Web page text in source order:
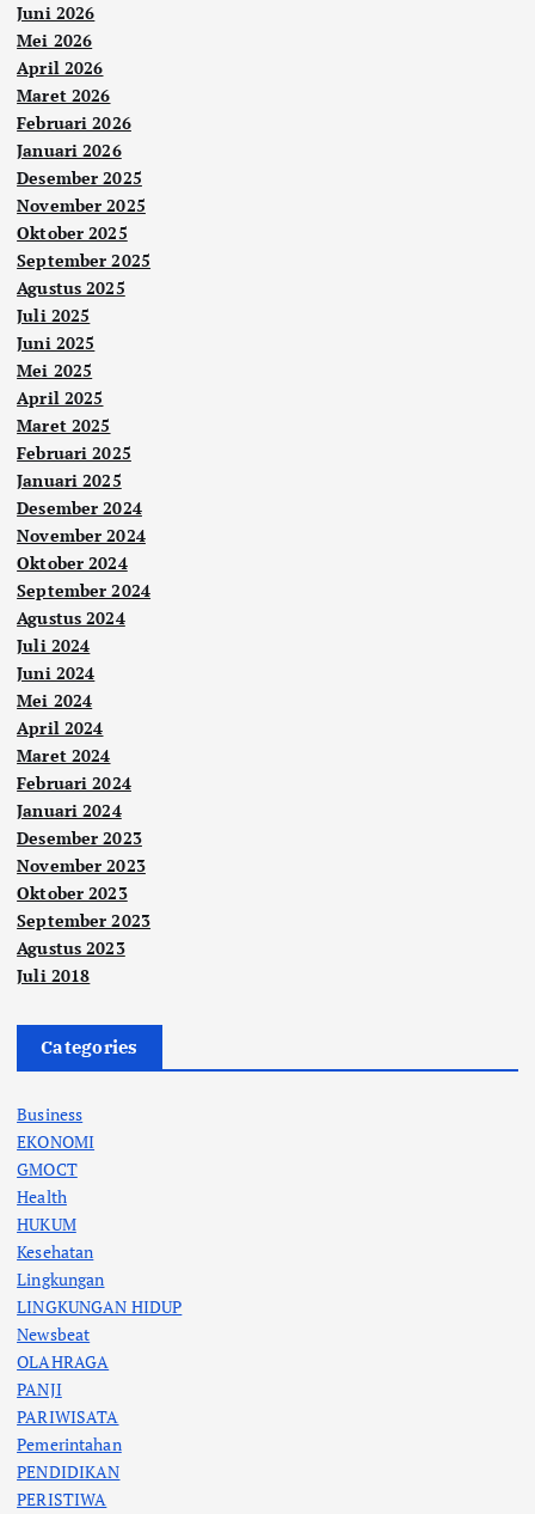
Juni 2026
Mei 2026
April 2026
Maret 2026
Februari 2026
Januari 2026
Desember 2025
November 2025
Oktober 2025
September 2025
Agustus 2025
Juli 2025
Juni 2025
Mei 2025
April 2025
Maret 2025
Februari 2025
Januari 2025
Desember 2024
November 2024
Oktober 2024
September 2024
Agustus 2024
Juli 2024
Juni 2024
Mei 2024
April 2024
Maret 2024
Februari 2024
Januari 2024
Desember 2023
November 2023
Oktober 2023
September 2023
Agustus 2023
Juli 2018
Categories
Business
EKONOMI
GMOCT
Health
HUKUM
Kesehatan
Lingkungan
LINGKUNGAN HIDUP
Newsbeat
OLAHRAGA
PANJI
PARIWISATA
Pemerintahan
PENDIDIKAN
PERISTIWA